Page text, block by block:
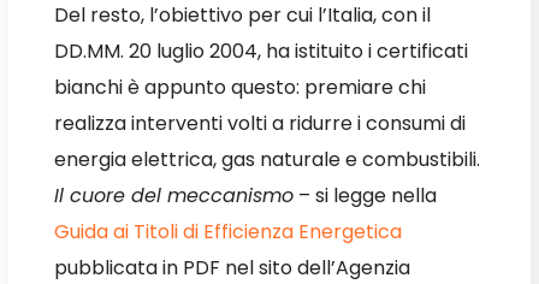
Del resto, l’obiettivo per cui l’Italia, con il
DD.MM. 20 luglio 2004, ha istituito i certificati
bianchi è appunto questo: premiare chi
realizza interventi volti a ridurre i consumi di
energia elettrica, gas naturale e combustibili.
Il cuore del meccanismo – si legge nella
Guida ai Titoli di Efficienza Energetica
pubblicata in PDF nel sito dell’Agenzia